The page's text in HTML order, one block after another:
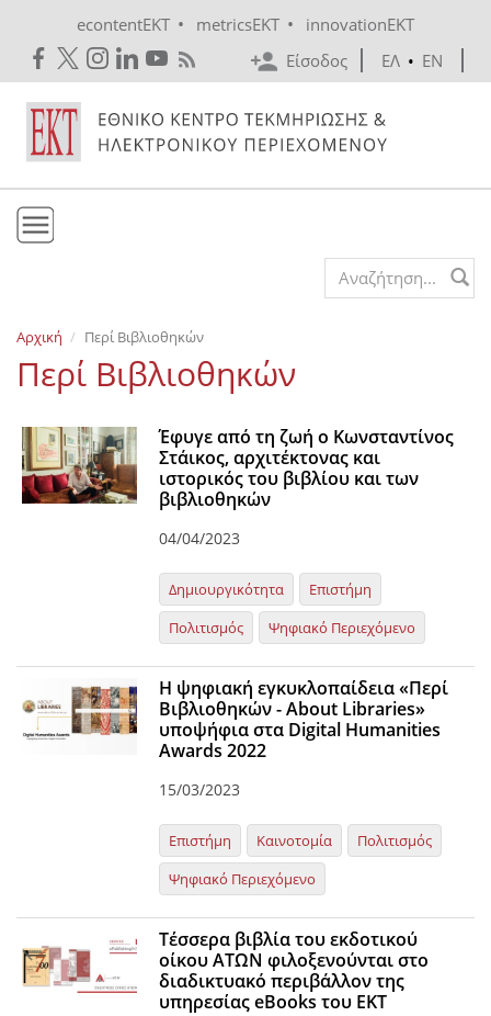
econtentEKT • metricsEKT •
innovationEKT
Είσοδος
ΕΛ • EN
Εκδόσεις
Ενημέρωση
Search form
Αρχική Περί Βιβλιοθηκών
Περί Βιβλιοθηκών
Έφυγε από τη ζωή ο Κωνσταντίνος
Στάικος, αρχιτέκτονας και
ιστορικός του βιβλίου και των
βιβλιοθηκών
04/04/2023
Δημιουργικότητα
Επιστήμη
Πολιτισμός
Ψηφιακό Περιεχόμενο
Η ψηφιακή εγκυκλοπαίδεια «Περί
Βιβλιοθηκών - About Libraries»
υποψήφια στα Digital Humanities
Awards 2022
15/03/2023
Επιστήμη Καινοτομία
Πολιτισμός
Ψηφιακό Περιεχόμενο
Τέσσερα βιβλία του εκδοτικού
οίκου ΑΤΩΝ φιλοξενούνται στο
διαδικτυακό περιβάλλον της
υπηρεσίας eBooks του ΕΚΤ